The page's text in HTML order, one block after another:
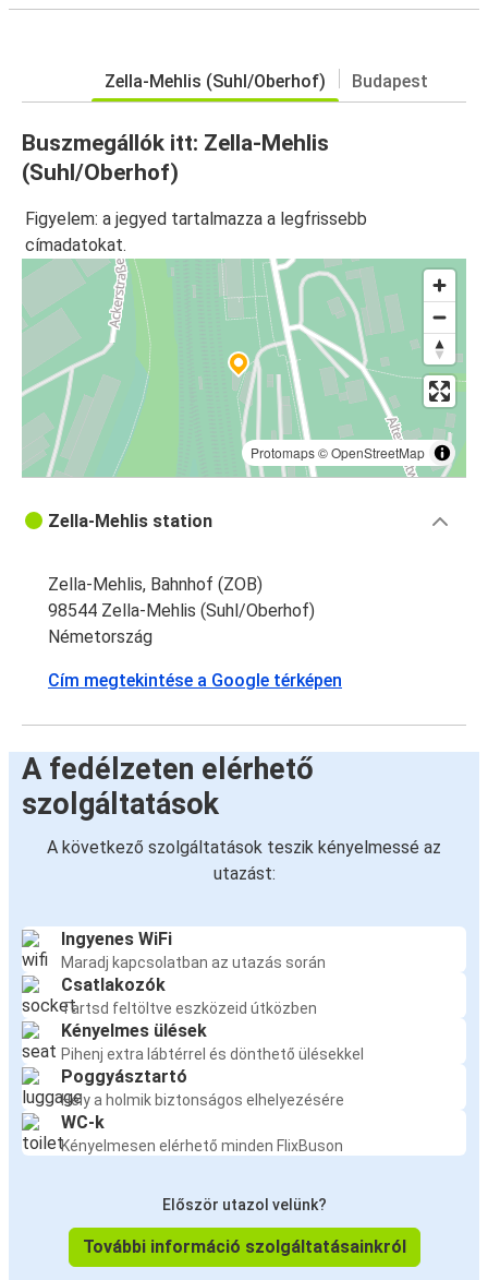
Zella-Mehlis (Suhl/Oberhof) Budapest
Buszmegállók itt: Zella-Mehlis
(Suhl/Oberhof)
Figyelem: a jegyed tartalmazza a legfrissebb
címadatokat.
Protomaps©OpenStreetMap
Zella-Mehlis station
Zella-Mehlis, Bahnhof (ZOB)
98544 Zella-Mehlis (Suhl/Oberhof)
Németország
Cím megtekintése a Google térképen
A fedélzeten elérhető
szolgáltatások
A következő szolgáltatások teszik kényelmessé az
utazást:
Ingyenes WiFi
Maradj kapcsolatban az utazás során
Csatlakozók
Tartsd feltöltve eszközeid útközben
Kényelmes ülések
Pihenj extra lábtérrel és dönthető ülésekkel
Poggyásztartó
Hely a holmik biztonságos elhelyezésére
WC-k
Kényelmesen elérhető minden FlixBuson
Először utazol velünk?
További információ szolgáltatásainkról